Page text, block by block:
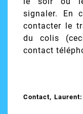
signaler. En
contacter le
du colis
contact
Contact,